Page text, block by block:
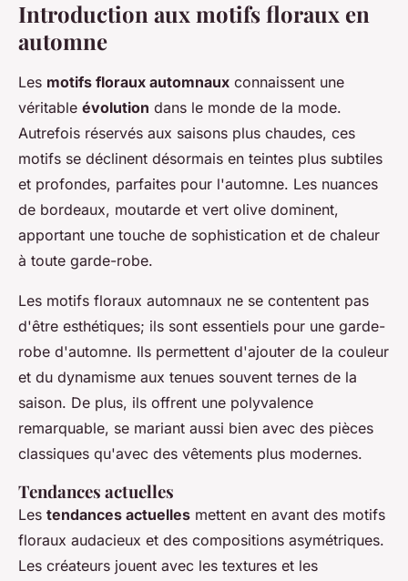
Introduction aux motifs floraux en
automne
Les motifs floraux automnaux connaissent une
véritable évolution dans le monde de la mode.
Autrefois réservés aux saisons plus chaudes, ces
motifs se déclinent désormais en teintes plus subtiles
et profondes, parfaites pour l'automne. Les nuances
de bordeaux, moutarde et vert olive dominent,
apportant une touche de sophistication et de chaleur
à toute garde-robe.
Les motifs floraux automnaux ne se contentent pas
d'être esthétiques; ils sont essentiels pour une garde-
robe d'automne. Ils permettent d'ajouter de la couleur
et du dynamisme aux tenues souvent ternes de la
saison. De plus, ils offrent une polyvalence
remarquable, se mariant aussi bien avec des pièces
classiques qu'avec des vêtements plus modernes.
Tendances actuelles
Les tendances actuelles mettent en avant des motifs
floraux audacieux et des compositions asymétriques.
Les créateurs jouent avec les textures et les